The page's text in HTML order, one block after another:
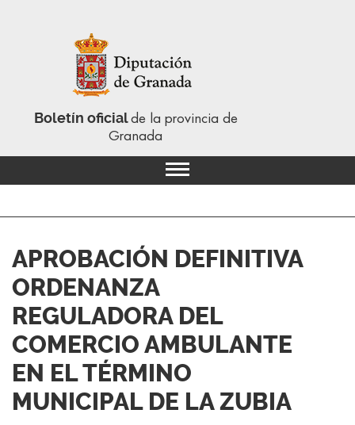
Boletín oficialde la provincia de
Granada
APROBACIÓN DEFINITIVA
ORDENANZA
REGULADORA DEL
COMERCIO AMBULANTE
EN EL TÉRMINO
MUNICIPAL DE LA ZUBIA